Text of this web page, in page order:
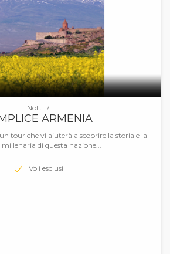
Notti 7
ARMENIA
tour che vi aiuterà a scoprire la storia e la
di questa nazione...
Voli esclusi